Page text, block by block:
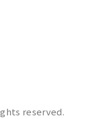
reserved.